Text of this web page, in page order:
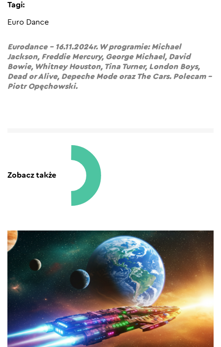
Tagi:
Euro Dance
Eurodance – 16.11.2024r. W programie: Michael
Jackson, Freddie Mercury, George Michael, David
Bowie, Whitney Houston, Tina Turner, London Boys,
Dead or Alive, Depeche Mode oraz The Cars. Polecam –
Piotr Opęchowski.
Zobacz także